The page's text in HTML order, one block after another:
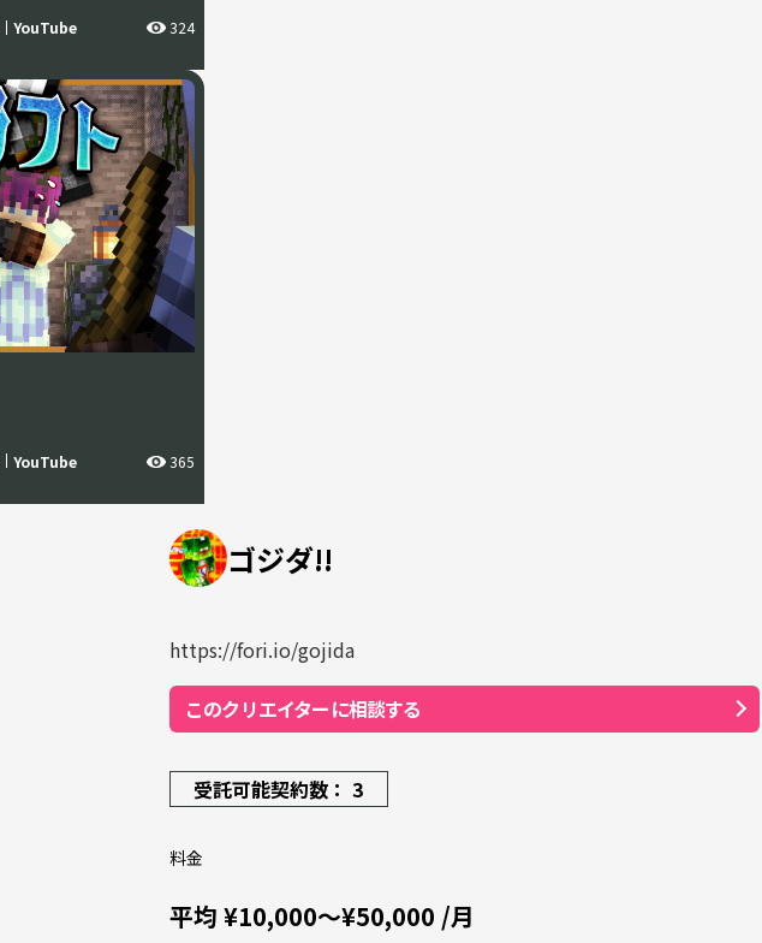
YouTube 324
YouTube 365
ゴジダ!!
https://fori.io/gojida
このクリエイターに相談する
受託可能契約数： 3
料金
平均 ¥10,000〜¥50,000 /月